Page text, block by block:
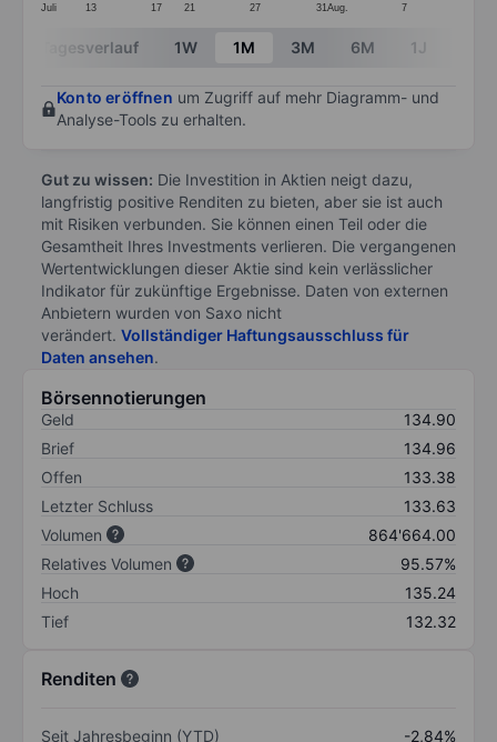
Juli 13 17 21 27 31 Aug. 7
End of interactive chart.
Tagesverlauf 1W 1M 3M 6M 1J
Konto eröffnen um Zugriff auf mehr Diagramm- und
Analyse-Tools zu erhalten.
Gut zu wissen: Die Investition in Aktien neigt dazu,
langfristig positive Renditen zu bieten, aber sie ist auch
mit Risiken verbunden. Sie können einen Teil oder die
Gesamtheit Ihres Investments verlieren. Die vergangenen
Wertentwicklungen dieser Aktie sind kein verlässlicher
Indikator für zukünftige Ergebnisse. Daten von externen
Anbietern wurden von Saxo nicht
verändert. Vollständiger Haftungsausschluss für
Daten ansehen.
Börsennotierungen
Geld
134.90
Brief
134.96
Offen
133.38
Letzter Schluss
133.63
Volumen
864'664.00
Relatives Volumen
95.57%
Hoch
135.24
Tief
132.32
Renditen
Seit Jahresbeginn (YTD)
-2,84%